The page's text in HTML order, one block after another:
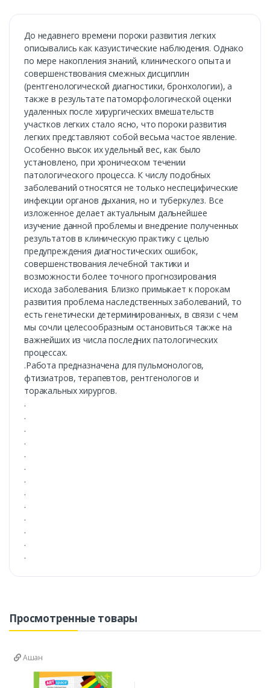
До недавнего времени пороки развития легких
описывались как казуистические наблюдения. Однако
по мере накопления знаний, клинического опыта и
совершенствования смежных дисциплин
(рентгенологической диагностики, бронхологии), а
также в результате патоморфологической оценки
удаленных после хирургических вмешательств
участков легких стало ясно, что пороки развития
легких представляют собой весьма частое явление.
Особенно высок их удельный вес, как было
установлено, при хроническом течении
патологического процесса. К числу подобных
заболеваний относятся не только неспецифические
инфекции органов дыхания, но и туберкулез. Все
изложенное делает актуальным дальнейшее
изучение данной проблемы и внедрение полученных
результатов в клиническую практику с целью
предупреждения диагностических ошибок,
совершенствования лечебной тактики и
возможности более точного прогнозирования
исхода заболевания. Близко примыкает к порокам
развития проблема наследственных заболеваний, то
есть генетически детерминированных, в связи с чем
мы сочли целесообразным остановиться также на
важнейших из числа последних патологических
процессах.
.Работа предназначена для пульмонологов,
фтизиатров, терапевтов, рентгенологов и
торакальных хирургов.
.
.
.
.
.
.
.
.
.
.
.
.
.
Просмотренные товары
Ашан